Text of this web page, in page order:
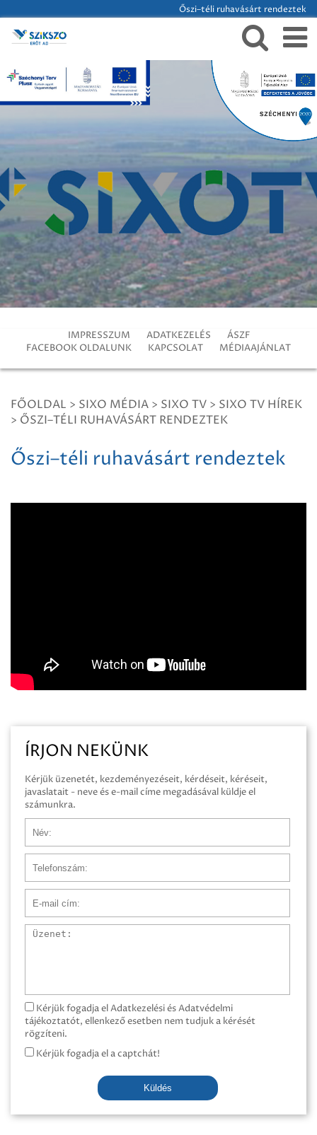
Őszi–téli ruhavásárt rendeztek
IMPRESSZUM ADATKEZELÉS
ÁSZF
FACEBOOK OLDALUNK
KAPCSOLAT MÉDIAAJÁNLAT
FŐOLDAL > SIXO MÉDIA > SIXO TV > SIXO TV HÍREK
> ŐSZI–TÉLI RUHAVÁSÁRT RENDEZTEK
Őszi–téli ruhavásárt rendeztek
ÍRJON NEKÜNK
Kérjük üzenetét, kezdeményezéseit, kérdéseit, kéréseit,
javaslatait - neve és e-mail címe megadásával küldje el
számunkra.
Üzenet
Kérjük fogadja el Adatkezelési és Adatvédelmi
tájékoztatót, ellenkező esetben nem tudjuk a kérését
rögzíteni.
Kérjük fogadja el a captchát!
Küldés